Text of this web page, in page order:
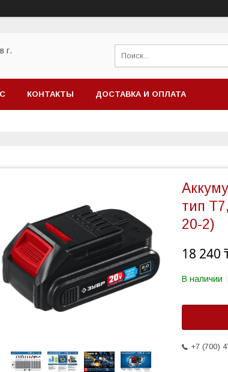
г.
КОНТАКТЫ ДОСТАВКА И ОПЛАТА
тип
20-2)
18 240
В наличии
+7 (700)